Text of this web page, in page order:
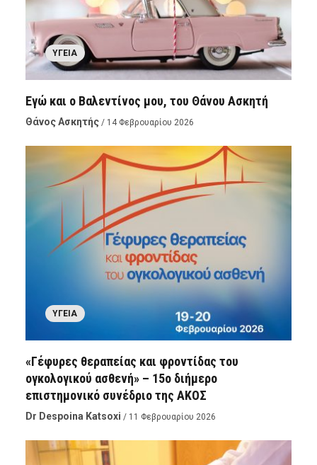
ΥΓΕΊΑ
Εγώ και ο Βαλεντίνος μου, του Θάνου Ασκητή
Θάνος Ασκητής / 14 Φεβρουαρίου 2026
ΥΓΕΊΑ
«Γέφυρες θεραπείας και φροντίδας του
ογκολογικού ασθενή» – 15ο διήμερο
επιστημονικό συνέδριο της ΑΚΟΣ
Dr Despoina Katsoxi / 11 Φεβρουαρίου 2026